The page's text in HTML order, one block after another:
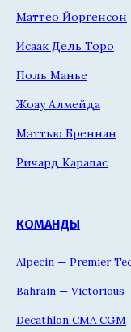
Маттео Йоргенсон
Исаак Дель Торо
Поль Манье
Жоау Алмейда
Мэттью Бреннан
Ричард Карапас
КОМАНДЫ
Alpecin — Premier
Bahrain — Victorious
Decathlon CMA CGM